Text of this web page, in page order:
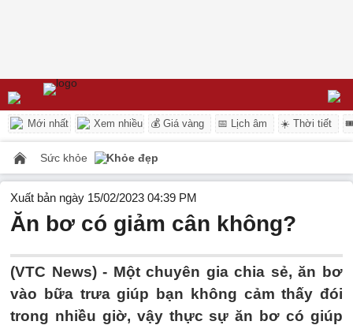
Mới nhất Xem nhiều 💰 Giá vàng 📅 Lịch âm ☀️ Thời tiết
Sức khỏe Khỏe đẹp
Xuất bản ngày 15/02/2023 04:39 PM
Ăn bơ có giảm cân không?
(VTC News) - Một chuyên gia chia sẻ, ăn bơ
vào bữa trưa giúp bạn không cảm thấy đói
trong nhiều giờ, vậy thực sự ăn bơ có giúp